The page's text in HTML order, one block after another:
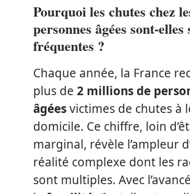
Pourquoi les chutes chez
personnes âgées sont-elles
fréquentes ?
Chaque année, la France
plus de 2 millions de
âgéesvictimes de chutes à
domicile. Ce chiffre, loin
marginal, révèle l’ampleur
réalité complexe dont les
sont multiples. Avec